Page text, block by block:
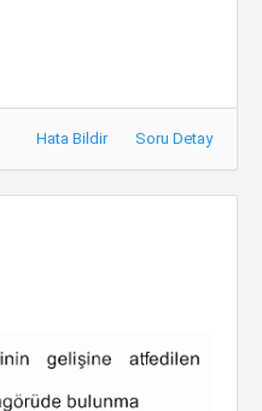
Hata Bildir Soru Detay